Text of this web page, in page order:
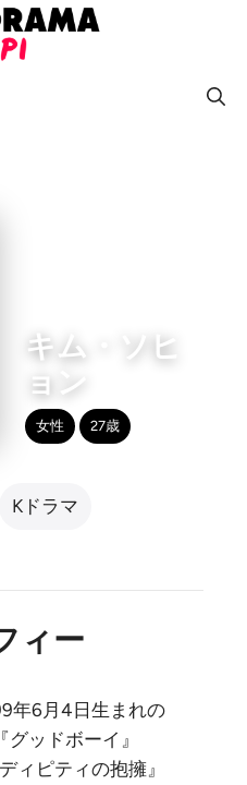
キム・ソヒ
ョン
女性 27歳
Kドラマ
ィー
年6月4日生まれの
ッドボーイ』
ィピティの抱擁』